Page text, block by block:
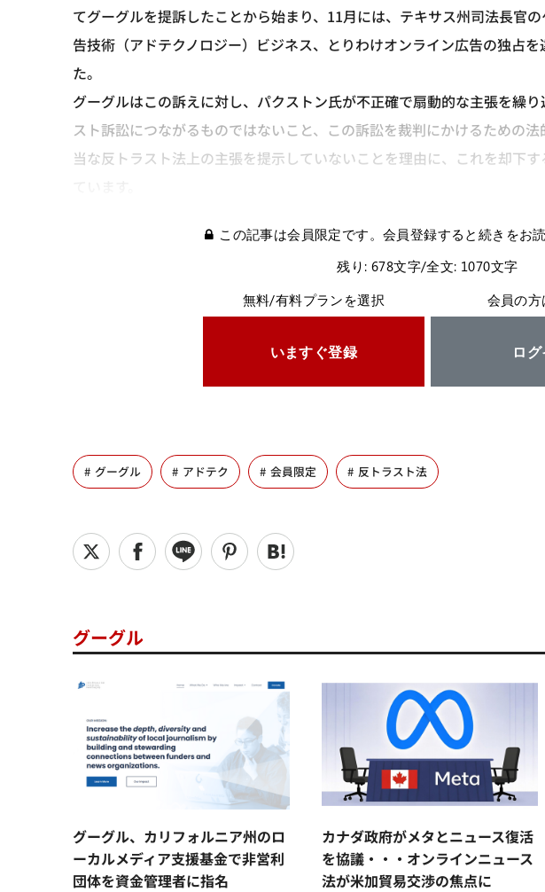
てグーグルを提訴したことから始まり、11月には、テキサス州司法長官
告技術（アドテクノロジー）ビジネス、とりわけオンライン広告の独占
た。
グーグルはこの訴えに対し、パクストン氏が不正確で扇動的な主張を繰
スト訴訟につながるものではないこと、この訴訟を裁判にかけるための
当な反トラスト法上の主張を提示していないことを理由に、これを却下
この記事は会員限定です。会員登録すると続きをお
残り: 678文字/全文: 1070文字
無料/有料プランを選択
いますぐ登録
会員の方
ロ
グーグル アドテク 会員限定 反トラスト法
グーグル
グーグル、カリフォルニア州のロ
ーカルメディア支援基金で非営利
団体を資金管理者に指名
カナダ政府がメタとニュース復活
を協議・・・オンラインニュース
法が米加貿易交渉の焦点に